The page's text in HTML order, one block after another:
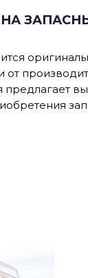
от
предлагает